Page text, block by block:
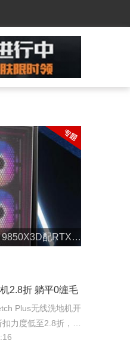
配RTX 5
2.8折 躺平0缠毛
Plus无线洗地机开
力度低至2.8折，到
该机型核心亮点在